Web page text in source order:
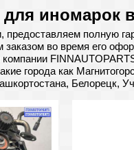
для иномарок
полную
во время его
FINNAUTOPARTS
города как
Белорецк,